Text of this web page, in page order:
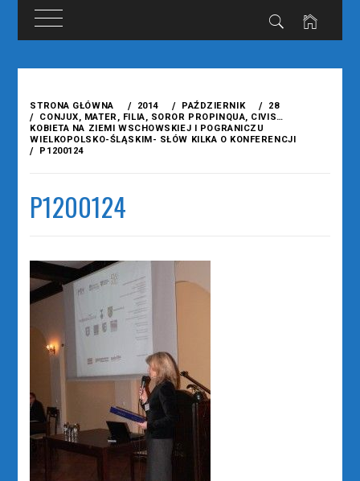
treści
STRONA GŁÓWNA 2014 PAŹDZIERNIK
28
CONJUX, MATER, FILIA, SOROR PROPINQUA, CIVIS…
KOBIETA NA ZIEMI WSCHOWSKIEJ I POGRANICZU
WIELKOPOLSKO-ŚLĄSKIM- SŁÓW KILKA O KONFERENCJI
P1200124
P1200124